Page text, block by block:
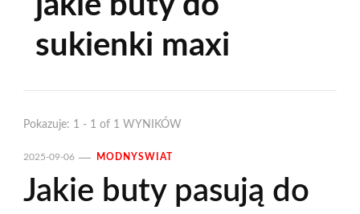
sukienki maxi
Pokazuje: 1 - 1 of 1 WYNIKÓW
2025-09-06 MODNYSWIAT
Jakie buty pasują do